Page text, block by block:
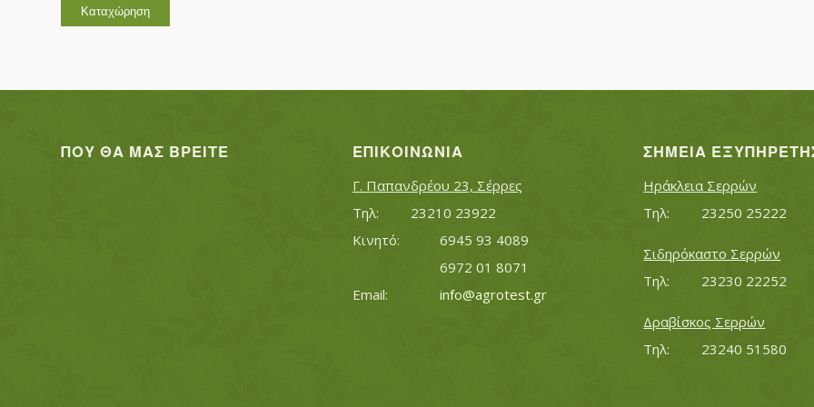
ΠΟΥ ΘΑ ΜΑΣ ΒΡΕΊΤΕ ΕΠΙΚΟΙΝΩΝΊΑ
Γ. Παπανδρέου 23, Σέρρες
Τηλ:		23210 23922
Κινητό:		6945 93 4089
			6972 01 8071
info@agrotest.gr
ΣΗΜΕΊΑ
Ηράκλεια Σερρών
Τηλ:		23250 25222
Σιδηρόκαστο Σερρών
Τηλ:		23230 22252
Δραβίσκος Σερρών
Τηλ:		23240 51580